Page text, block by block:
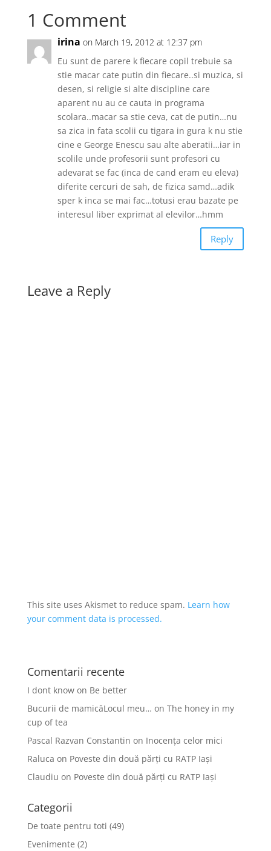
1 Comment
irina on March 19, 2012 at 12:37 pm
Eu sunt de parere k fiecare copil trebuie sa
stie macar cate putin din fiecare..si muzica, si
desen, si religie si alte discipline care
aparent nu au ce cauta in programa
scolara..macar sa stie ceva, cat de putin…nu
sa zica in fata scolii cu tigara in gura k nu stie
cine e George Enescu sau alte aberatii…iar in
scolile unde profesorii sunt profesori cu
adevarat se fac (inca de cand eram eu eleva)
diferite cercuri de sah, de fizica samd…adik
sper k inca se mai fac…totusi erau bazate pe
interesul liber exprimat al elevilor…hmm
Reply
Leave a Reply
This site uses Akismet to reduce spam. Learn how
your comment data is processed.
Comentarii recente
I dont knowon Be better
Bucurii de mamicăLocul meu… on The honey in my
cup of tea
Pascal Razvan Constantin on Inocența celor mici
Raluca on Poveste din două părți cu RATP Iași
Claudiu on Poveste din două părți cu RATP Iași
Categorii
De toate pentru toti (49)
Evenimente (2)